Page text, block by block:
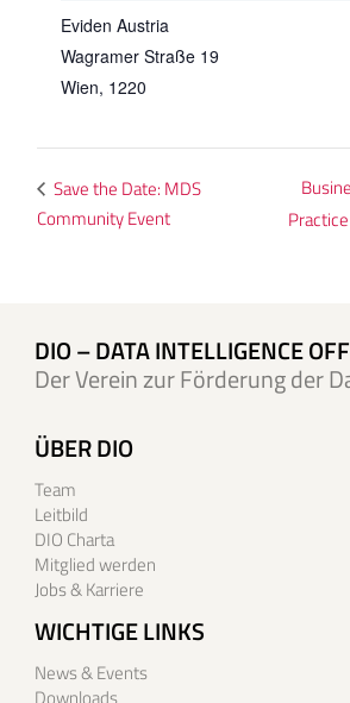
Eviden Austria
Wagramer Straße 19
Wien, 1220
Save the Date: MDS
Community Event
Practice
DIO – DATA INTELLIGENCE
Der Verein zur Förderung der
ÜBER DIO
Team
Leitbild
DIO Charta
Mitglied werden
Jobs & Karriere
WICHTIGE LINKS
News & Events